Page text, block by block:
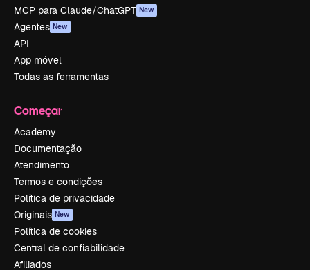
MCP para Claude/ChatGPT New
Agentes New
API
App móvel
Todas as ferramentas
Começar
Academy
Documentação
Atendimento
Termos e condições
Política de privacidade
Originais New
Política de cookies
Central de confiabilidade
Afiliados